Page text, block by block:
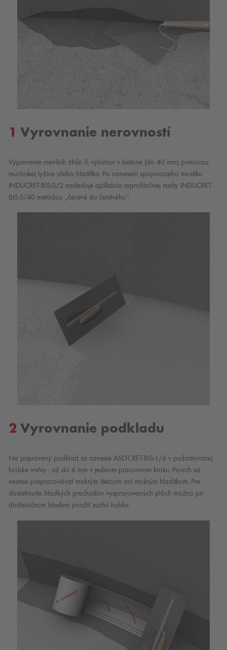
1 Vyrovnanie nerovností
Vypravenie menších trhlín či výlomov v betóne (do 40 mm) pomocou
murárskej lyžice alebo hladítka. Po nanesení spojovacieho mostíku
INDUCRET-BIS-0/2 nasleduje aplikácia reprofilačnej malty INDUCRET-
BIS-5/40 metódou „čerstvé do čerstvého“.
2 Vyrovnanie podkladu
Na pripravený podklad sa nanesie ASOCRET-BIS-1/6 v požadovanej
hrúbke vrstvy - až do 6 mm v jednom pracovnom kroku. Povrch sa
nesmie prepracovávať mokrým štetcom ani mokrým hladítkom. Pre
dosiahnutie hladkých prechodov vyspravovaných plôch možno pri
dodatočnom hladení použiť suchú hubku.